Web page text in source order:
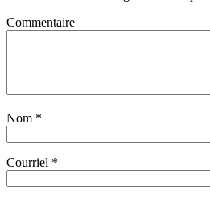
Commentaire
Nom *
Courriel *